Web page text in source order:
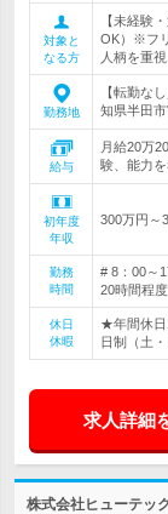
対象と
なる方
【未経験
OK）※フ
人柄を重
勤務地
【転勤な
知県半田
給与
月給20万
験、能力
初年度
年収
300万円～
勤務
時間
# 8：00～
20時間程
休日
休暇
★年間休日
日制（土
求人詳細
株式会社ヒューテッ